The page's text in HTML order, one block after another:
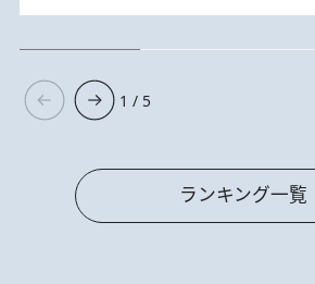
1 / 5
ランキング一覧